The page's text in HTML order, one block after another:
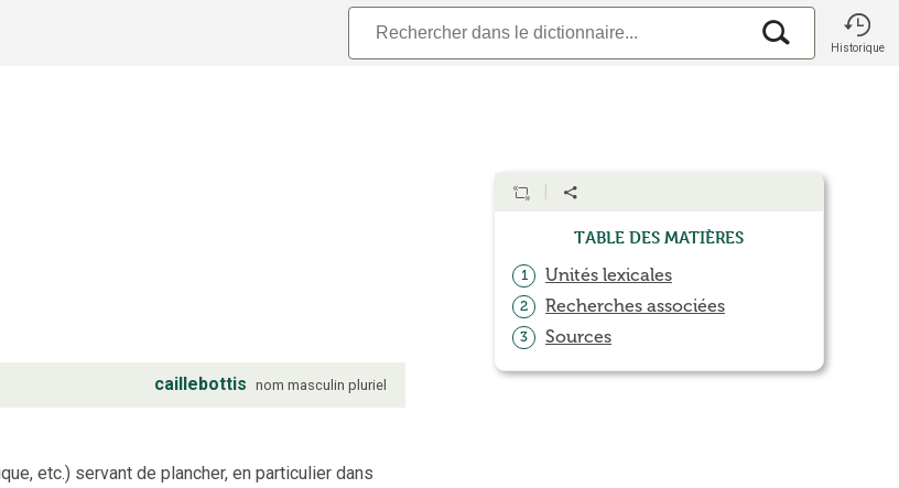
Historique
caillebottis nom masculin pluriel
etc.) servant de plancher, en particulier dans
Table des matières
1 Unités lexicales
2 Recherches associées
3 Sources